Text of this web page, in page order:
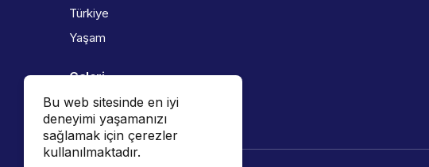
Bu web sitesinde en iyi
deneyimi yaşamanızı
sağlamak için çerezler
kullanılmaktadır.
Türkiye
Yaşam
Galeri
Foto Galeri
Video Galeri